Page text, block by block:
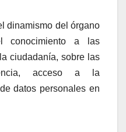
dinamismo del órgano
conocimiento a las
ciudadanía, sobre las
acceso a la
datos personales en